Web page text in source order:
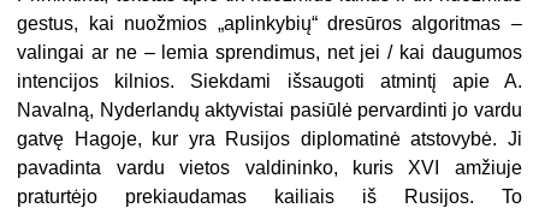
gestus, kai nuožmios „aplinkybių“ dresūros algoritmas –
valingai ar ne – lemia sprendimus, net jei / kai daugumos
intencijos kilnios. Siekdami išsaugoti atmintį apie A.
Navalną, Nyderlandų aktyvistai pasiūlė pervardinti jo vardu
gatvę Hagoje, kur yra Rusijos diplomatinė atstovybė. Ji
pavadinta vardu vietos valdininko, kuris XVI amžiuje
praturtėjo prekiaudamas kailiais iš Rusijos. To